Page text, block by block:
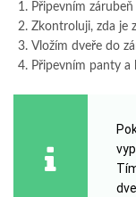
Připevním
Zkontroluji, zda je
Vložím dveře do
Připevním panty a